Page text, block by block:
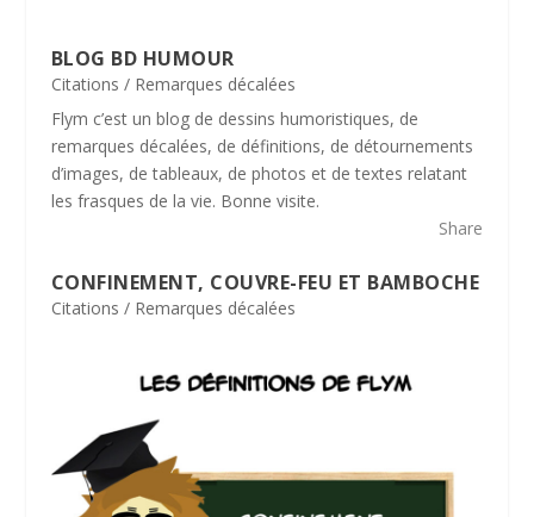
BLOG BD HUMOUR
Citations / Remarques décalées
Flym c’est un blog de dessins humoristiques, de
remarques décalées, de définitions, de détournements
d’images, de tableaux, de photos et de textes relatant
les frasques de la vie. Bonne visite.
Share
CONFINEMENT, COUVRE-FEU ET BAMBOCHE
Citations / Remarques décalées